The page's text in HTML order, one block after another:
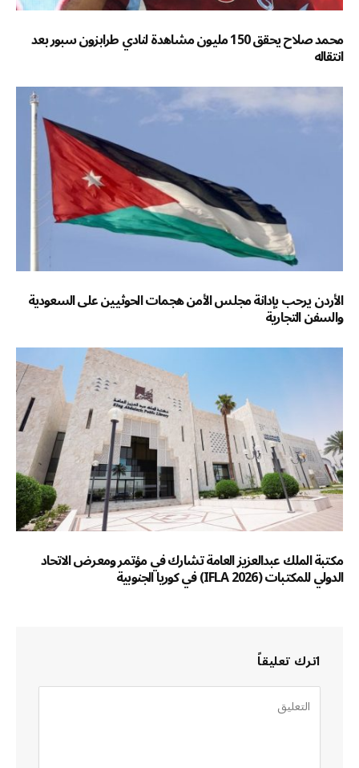
محمد صلاح يحقق 150 مليون مشاهدة لنادي طرابزون سبور بعد
انتقاله
الأردن يرحب بإدانة مجلس الأمن هجمات الحوثيين على السعودية
والسفن التجارية
مكتبة الملك عبدالعزيز العامة تشارك في مؤتمر ومعرض الاتحاد
الدولي للمكتبات (IFLA 2026) في كوريا الجنوبية
اترك تعليقاً